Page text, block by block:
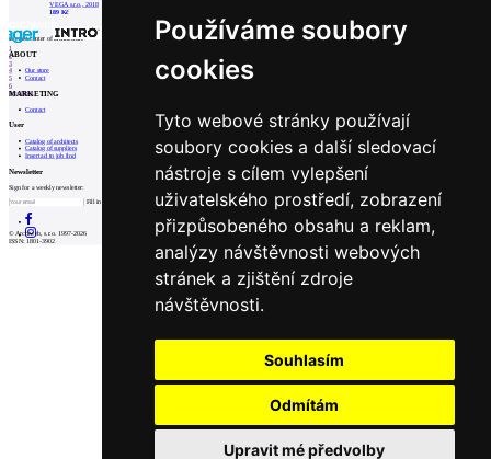
Používáme soubory
cookies
Tyto webové stránky používají
soubory cookies a další sledovací
nástroje s cílem vylepšení
uživatelského prostředí, zobrazení
přizpůsobeného obsahu a reklam,
analýzy návštěvnosti webových
stránek a zjištění zdroje
návštěvnosti.
Souhlasím
Odmítám
Upravit mé předvolby
VEGA s.r.o., 2018
189 Kč
1
2
3
4
5
6
PrevNext
internet center of architecture
ABOUT
Our store
Contact
MARKETING
Contact
User
Catalog of architects
Catalog of suppliers
Insert ad to job find
Newsletter
Sign for a weekly newsletter:
Fill in „nospam“
© Archiweb, s.r.o. 1997-2026
ISSN: 1801-3902